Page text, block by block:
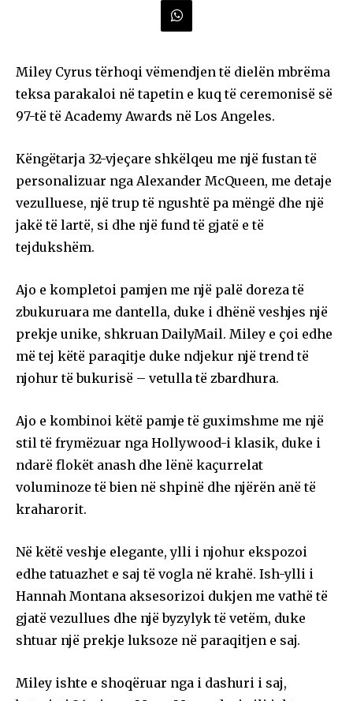
Miley Cyrus tërhoqi vëmendjen të dielën mbrëma
teksa parakaloi në tapetin e kuq të ceremonisë së
97-të të Academy Awards në Los Angeles.
Këngëtarja 32-vjeçare shkëlqeu me një fustan të
personalizuar nga Alexander McQueen, me detaje
vezulluese, një trup të ngushtë pa mëngë dhe një
jakë të lartë, si dhe një fund të gjatë e të
tejdukshëm.
Ajo e kompletoi pamjen me një palë doreza të
zbukuruara me dantella, duke i dhënë veshjes një
prekje unike, shkruan DailyMail. Miley e çoi edhe
më tej këtë paraqitje duke ndjekur një trend të
njohur të bukurisë – vetulla të zbardhura.
Ajo e kombinoi këtë pamje të guximshme me një
stil të frymëzuar nga Hollywood-i klasik, duke i
ndarë flokët anash dhe lënë kaçurrelat
voluminoze të bien në shpinë dhe njërën anë të
kraharorit.
Në këtë veshje elegante, ylli i njohur ekspozoi
edhe tatuazhet e saj të vogla në krahë. Ish-ylli i
Hannah Montana aksesorizoi dukjen me vathë të
gjatë vezullues dhe një byzylyk të vetëm, duke
shtuar një prekje luksoze në paraqitjen e saj.
Miley ishte e shoqëruar nga i dashuri i saj,